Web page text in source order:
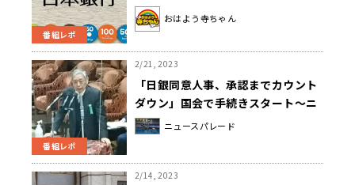
番組レポ
おはよう寺ちゃん
番組レポ
2/21, 2023
「日銀同意人事、承認までカウント
ダウン」国会で手続きスタート～ニ
ュースパレード 山本香記者取材後記
ニュースパレード
2/14, 2023